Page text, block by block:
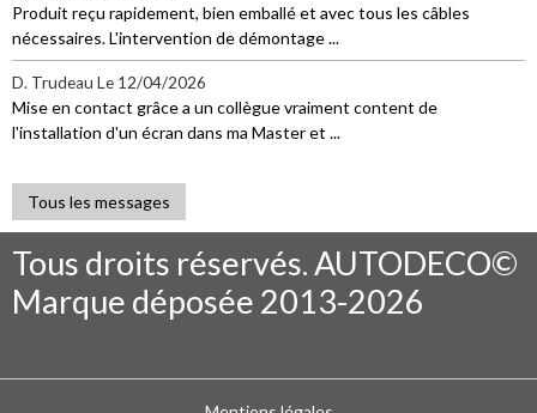
Produit reçu rapidement, bien emballé et avec tous les câbles
nécessaires. L'intervention de démontage ...
D. Trudeau Le 12/04/2026
Mise en contact grâce a un collègue vraiment content de
l'installation d'un écran dans ma Master et ...
Tous les messages
Tous droits réservés. AUTODECO©
Marque déposée 2013-2026